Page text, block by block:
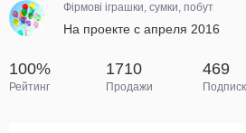
Фірмові іграшки, сумки, побут
На проекте с апреля 2016
100%
Рейтинг
1710
Продажи
469